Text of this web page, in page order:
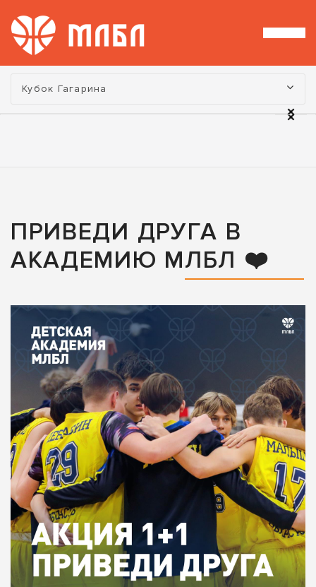
Турнир:
Кубок Гагарина
ПРИВЕДИ ДРУГА В
АКАДЕМИЮ МЛБЛ ❤️